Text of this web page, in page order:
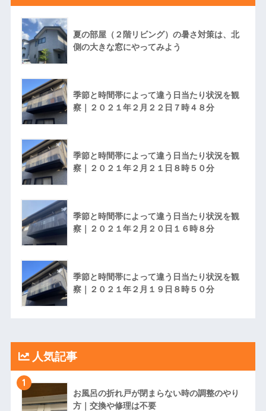
夏の部屋（２階リビング）の暑さ対策は、北
側の大きな窓にやってみよう
季節と時間帯によって違う日当たり状況を観
察｜２０２１年２月２２日７時４８分
季節と時間帯によって違う日当たり状況を観
察｜２０２１年２月２１日８時５０分
季節と時間帯によって違う日当たり状況を観
察｜２０２１年２月２０日１６時８分
季節と時間帯によって違う日当たり状況を観
察｜２０２１年２月１９日８時５０分
人気記事
1
お風呂の折れ戸が閉まらない時の調整のやり
方｜交換や修理は不要